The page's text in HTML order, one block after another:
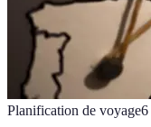
Planification de voyage6